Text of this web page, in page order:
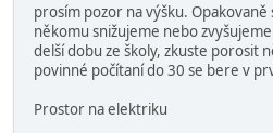
prosím pozor na výšku. Opakovaně
někomu snižujeme nebo
delší dobu ze školy, zkuste porosit
povinné počítaní do 30 se bere v
Prostor na elektriku